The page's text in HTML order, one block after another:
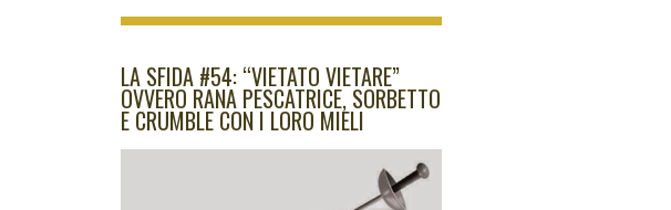
LA SFIDA #54: “VIETATO VIETARE”
OVVERO RANA PESCATRICE, SORBETTO
E CRUMBLE CON I LORO MIELI